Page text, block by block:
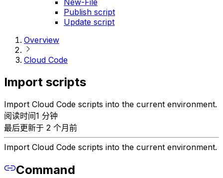
New-File
Publish script
Update script
Overview
Cloud Code
Import scripts
Import Cloud Code scripts into the current environment.
阅读时间1 分钟
最后更新于 2 个月前
Import Cloud Code scripts into the current environment.
Command